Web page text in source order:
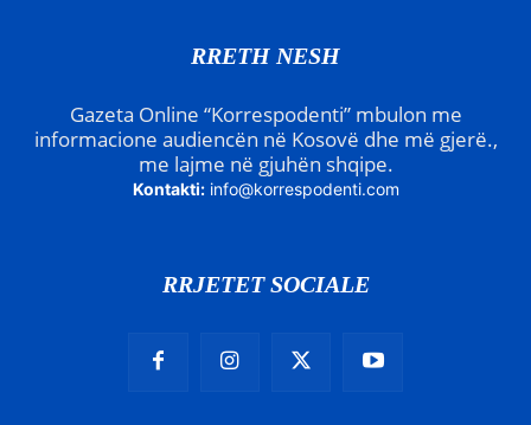
RRETH NESH
Gazeta Online “Korrespodenti” mbulon me
informacione audiencën në Kosovë dhe më gjerë.,
me lajme në gjuhën shqipe.
Kontakti: info@korrespodenti.com
RRJETET SOCIALE